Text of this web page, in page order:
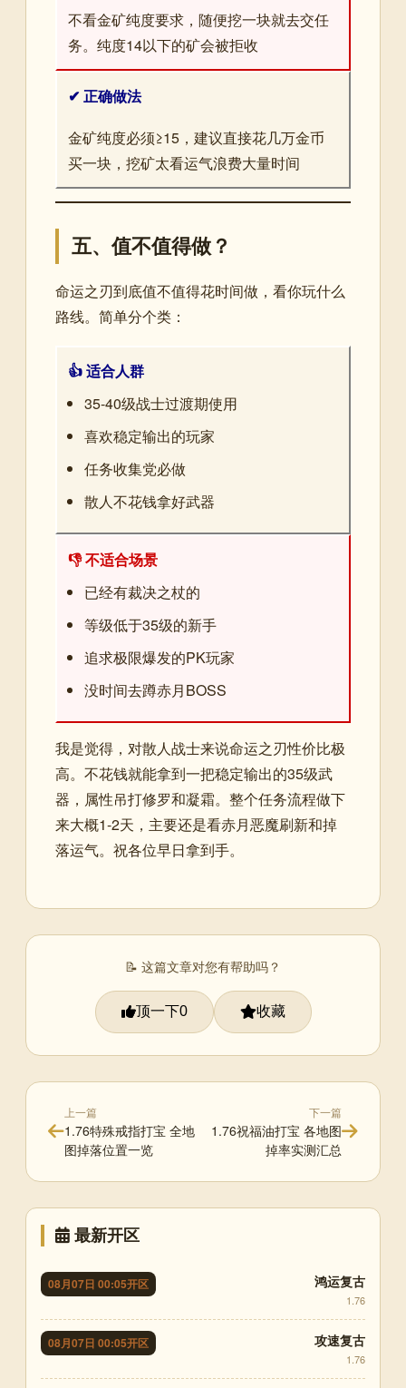
不看金矿纯度要求，随便挖一块就去交任
务。纯度14以下的矿会被拒收
✔ 正确做法
金矿纯度必须≥15，建议直接花几万金币
买一块，挖矿太看运气浪费大量时间
五、值不值得做？
命运之刃到底值不值得花时间做，看你玩什么
路线。简单分个类：
👍 适合人群
35-40级战士过渡期使用
喜欢稳定输出的玩家
任务收集党必做
散人不花钱拿好武器
👎 不适合场景
已经有裁决之杖的
等级低于35级的新手
追求极限爆发的PK玩家
没时间去蹲赤月BOSS
我是觉得，对散人战士来说命运之刃性价比极
高。不花钱就能拿到一把稳定输出的35级武
器，属性吊打修罗和凝霜。整个任务流程做下
来大概1-2天，主要还是看赤月恶魔刷新和掉
落运气。祝各位早日拿到手。
📝 这篇文章对您有帮助吗？
顶一下0 收藏
上一篇
1.76特殊戒指打宝 全地
图掉落位置一览
下一篇
1.76祝福油打宝 各地图
掉率实测汇总
最新开区
08月07日 00:05开区 鸿运复古
1.76
08月07日 00:05开区 攻速复古
1.76